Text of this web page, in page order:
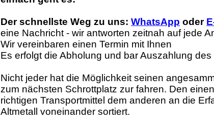
Der schnellste Weg zu uns: WhatsApp oder
eine Nachricht - wir antworten zeitnah auf jede
Wir vereinbaren einen Termin mit Ihnen
Es erfolgt die Abholung und bar Auszahlung
Nicht jeder hat die Möglichkeit seinen
zum nächsten Schrottplatz zur fahren. Den
richtigen Transportmittel dem anderen an die
Altmetall voneinander sortiert.